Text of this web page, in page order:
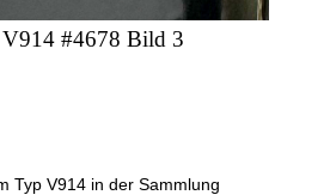
#4678 Bild 3
Typ V914 in der Sammlung